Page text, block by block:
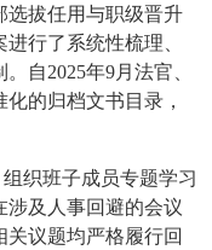
选拔任用与职级晋升
行了系统性梳理、
自2025年9月法官、
的归档文书目录，
组织班子成员专题学习
涉及人事回避的会议
议题均严格履行回